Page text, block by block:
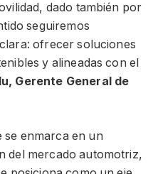
dado también por
seguiremos
ofrecer soluciones
y alineadas con el
Gerente General de
se enmarca en un
del mercado automotriz,